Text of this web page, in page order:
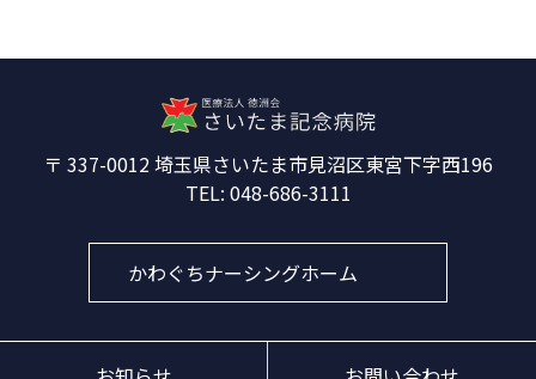
337-0012埼玉県さいたま市見沼区東宮下字西196
048-686-3111
かわぐちナーシングホーム